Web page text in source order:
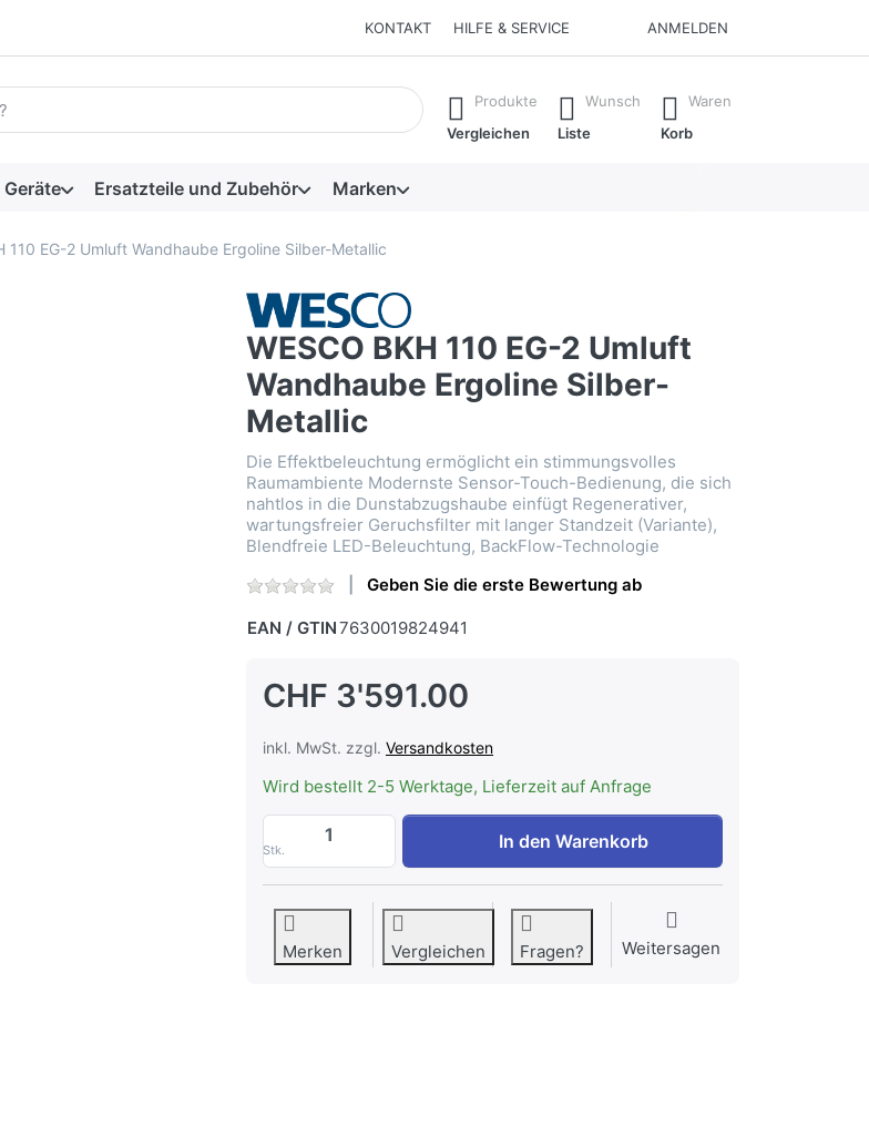
KONTAKT HILFE & SERVICE ANMELDEN
ein. Während Sie tippen, erscheinen automatisch erste Ergebnisse. Drücken Sie die Eingabetaste, um alle
Produkte
Vergleichen
Wunsch
Liste
Waren
Korb
Ersatzteile und Zubehör Marken
110 EG-2 Umluft Wandhaube Ergoline Silber-Metallic
WESCO BKH 110 EG-2 Umluft
Wandhaube Ergoline Silber-
Metallic
Die Effektbeleuchtung ermöglicht ein stimmungsvolles
Raumambiente Modernste Sensor-Touch-Bedienung, die sich
nahtlos in die Dunstabzugshaube einfügt Regenerativer,
wartungsfreier Geruchsfilter mit langer Standzeit (Variante),
Blendfreie LED-Beleuchtung, BackFlow-Technologie
Geben Sie die erste Bewertung ab
EAN / GTIN7630019824941
CHF 3'591.00
inkl. MwSt. zzgl. Versandkosten
Wird bestellt 2-5 Werktage, Lieferzeit auf Anfrage
Stk.
WESCO BKH 110 EG-2 Umluft Wandhaube Ergoline Silber-
In den Warenkorb
Merken Vergleichen Fragen? Weitersagen